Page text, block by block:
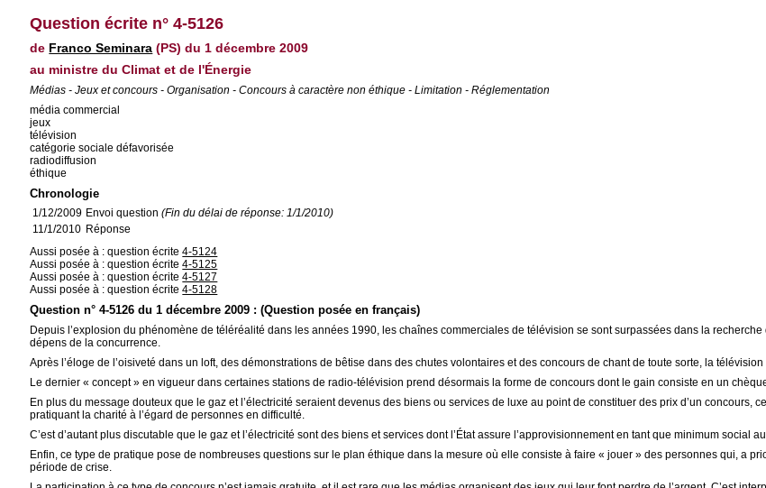
Question écrite n° 4-5126
de Franco Seminara (PS) du 1 décembre 2009
au ministre du Climat et de l'Énergie
Médias - Jeux et concours - Organisation - Concours à caractère non éthique - Limitation - Réglementation
média commercial
jeux
télévision
catégorie sociale défavorisée
radiodiffusion
éthique
Chronologie
1/12/2009 Envoi question(Fin du délai de réponse: 1/1/2010)
11/1/2010 Réponse
Aussi posée à : question écrite4-5124
Aussi posée à : question écrite4-5125
Aussi posée à : question écrite4-5127
Aussi posée à : question écrite4-5128
Question n° 4-5126 du 1 décembre 2009 : (Question posée en français)
Depuis l’explosion du phénomène de téléréalité dans les années 1990, les chaînes commerciales de télévision se sont surpassées dans la
dépens de la concurrence.
Après l’éloge de l’oisiveté dans un loft, des démonstrations de bêtise dans des chutes volontaires et des concours de chant de toute sorte, la
Le dernier « concept » en vigueur dans certaines stations de radio-télévision prend désormais la forme de concours dont le gain consiste en un
En plus du message douteux que le gaz et l’électricité seraient devenus des biens ou services de luxe au point de constituer des prix d’un
pratiquant la charité à l’égard de personnes en difficulté.
C’est d’autant plus discutable que le gaz et l’électricité sont des biens et services dont l’État assure l’approvisionnement en tant que minimum
Enfin, ce type de pratique pose de nombreuses questions sur le plan éthique dans la mesure où elle consiste à faire « jouer » des personnes qui, a
période de crise.